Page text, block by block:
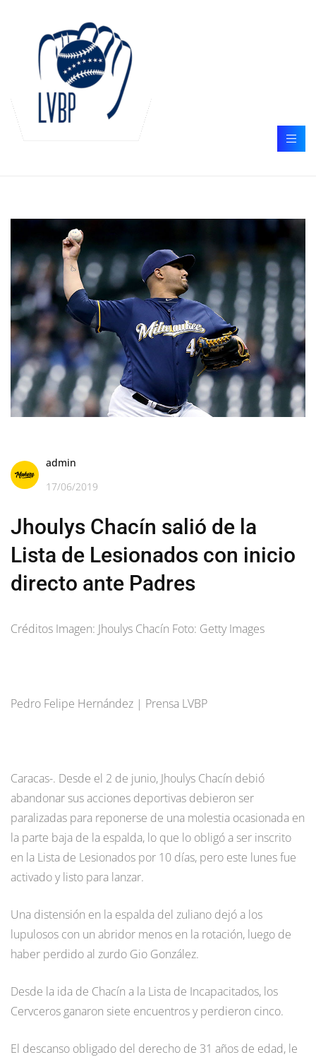
admin
17/06/2019
Jhoulys Chacín salió de la
Lista de Lesionados con inicio
directo ante Padres
Créditos Imagen: Jhoulys Chacín Foto: Getty Images
Pedro Felipe Hernández | Prensa LVBP
Caracas-. Desde el 2 de junio, Jhoulys Chacín debió
abandonar sus acciones deportivas debieron ser
paralizadas para reponerse de una molestia ocasionada en
la parte baja de la espalda, lo que lo obligó a ser inscrito
en la Lista de Lesionados por 10 días, pero este lunes fue
activado y listo para lanzar.
Una distensión en la espalda del zuliano dejó a los
lupulosos con un abridor menos en la rotación, luego de
haber perdido al zurdo Gio González.
Desde la ida de Chacín a la Lista de Incapacitados, los
Cervceros ganaron siete encuentros y perdieron cinco.
El descanso obligado del derecho de 31 años de edad, le